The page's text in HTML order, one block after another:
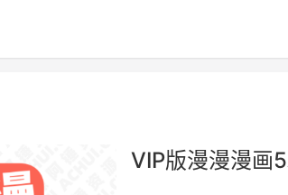
VIP版漫漫漫画